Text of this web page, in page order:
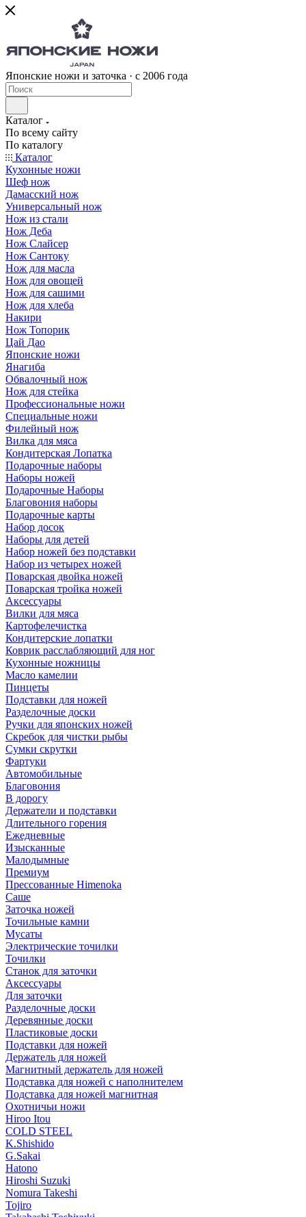
Японские ножи и заточка · с 2006 года
Каталог
По всему сайту
По каталогу
Каталог
Кухонные ножи
Шеф нож
Дамасский нож
Универсальный нож
Нож из стали
Нож Деба
Нож Слайсер
Нож Сантоку
Нож для масла
Нож для овощей
Нож для сашими
Нож для хлеба
Накири
Нож Топорик
Цай Дао
Японские ножи
Янагиба
Обвалочный нож
Нож для стейка
Профессиональные ножи
Специальные ножи
Филейный нож
Вилка для мяса
Кондитерская Лопатка
Подарочные наборы
Наборы ножей
Подарочные Наборы
Благовония наборы
Подарочные карты
Набор досок
Наборы для детей
Набор ножей без подставки
Набор из четырех ножей
Поварская двойка ножей
Поварская тройка ножей
Аксессуары
Вилки для мяса
Картофелечистка
Кондитерские лопатки
Коврик расслабляющий для ног
Кухонные ножницы
Масло камелии
Пинцеты
Подставки для ножей
Разделочные доски
Ручки для японских ножей
Скребок для чистки рыбы
Сумки скрутки
Фартуки
Автомобильные
Благовония
В дорогу
Держатели и подставки
Длительного горения
Ежедневные
Изысканные
Малодымные
Премиум
Прессованные Himenoka
Саше
Заточка ножей
Точильные камни
Мусаты
Электрические точилки
Точилки
Станок для заточки
Аксессуары
Для заточки
Разделочные доски
Деревянные доски
Пластиковые доски
Подставки для ножей
Держатель для ножей
Магнитный держатель для ножей
Подставка для ножей с наполнителем
Подставка для ножей магнитная
Охотничьи ножи
Hiroo Itou
COLD STEEL
K.Shishido
G.Sakai
Hatono
Hiroshi Suzuki
Nomura Takeshi
Tojiro